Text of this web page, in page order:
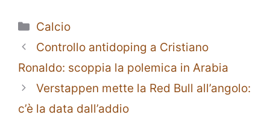
Categorie
Calcio
Controllo antidoping a Cristiano
Ronaldo: scoppia la polemica in Arabia
Verstappen mette la Red Bull all’angolo:
c’è la data dall’addio